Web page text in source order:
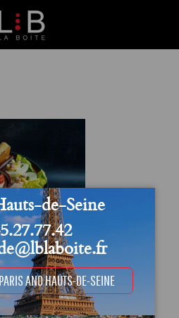
de-Seine
AND HAUTS-DE-SEINE